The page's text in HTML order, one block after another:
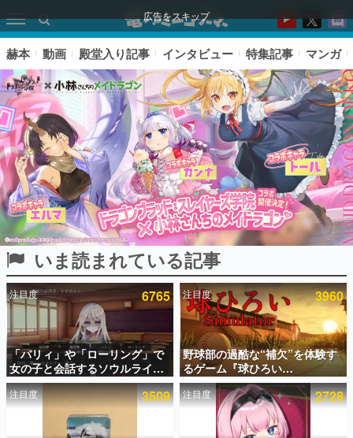
広告をスキップ
ピックアップ
電ファミのいま読まれている記事ランキング
アプリセール情報
インタビュー
連載・特集一覧
赫本 動画 殿堂入り記事 インタビュー 特集記事 マンガ
いま読まれている記事
注目度 6765
「パリィ」や「ローリング」で
女の子と会話するソウルライク
恋愛ゲーム『小早川さんはソウ
ルライク』無料公開。返事に失
敗すると「YOU DIED」
注目度 3960
野球部の過酷な“補欠”を体験す
るゲーム『球ひろい
Simulator』が「1件」のウィッ
シュリストをもとにチェコ語に
対応しSNSで話題に。『キング
ダム・カム』開発元やチェコの
注目度 3509 注目度 2728